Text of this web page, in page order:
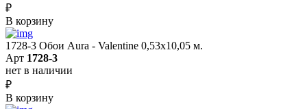
₽
В корзину
1728-3 Обои Aura - Valentine 0,53х10,05 м.
Арт 1728-3
нет в наличии
₽
В корзину